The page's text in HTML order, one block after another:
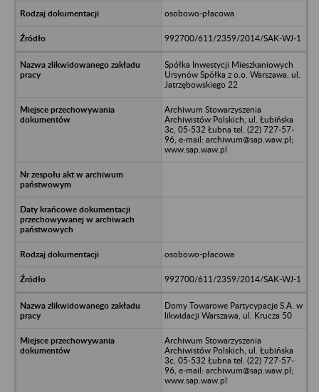
osobowo-płacowa
992700/611/2359/2014/SAK-WJ-1
Spółka Inwestycji Mieszkaniowych
Ursynów Spółka z o.o. Warszawa, ul.
Jatrzębowskiego 22
Archiwum Stowarzyszenia
Archiwistów Polskich, ul. Łubińska
3c, 05-532 Łubna tel. (22) 727-57-
96, e-mail: archiwum@sap.waw.pl;
www.sap.waw.pl
osobowo-płacowa
992700/611/2359/2014/SAK-WJ-1
Domy Towarowe Partycypacje S.A. w
likwidacji Warszawa, ul. Krucza 50
Archiwum Stowarzyszenia
Archiwistów Polskich, ul. Łubińska
3c, 05-532 Łubna tel. (22) 727-57-
96, e-mail: archiwum@sap.waw.pl;
www.sap.waw.pl